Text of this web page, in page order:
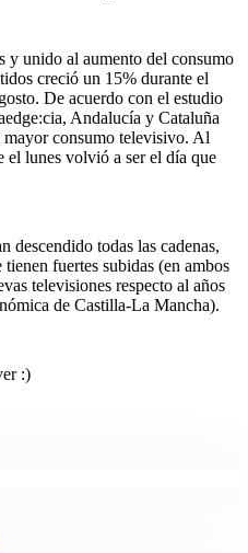
y unido al aumento del consumo
creció un 15% durante el
De acuerdo con el estudio
Andalucía y Cataluña
consumo televisivo. Al
el lunes volvió a ser el día que
descendido todas las cadenas,
fuertes subidas (en ambos
televisiones respecto al años
de Castilla-La Mancha).
:)